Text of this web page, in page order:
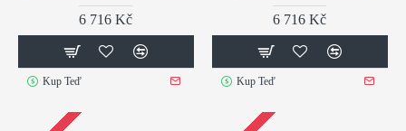
6 716 Kč
Kup Teď
6 716 Kč
Kup Teď